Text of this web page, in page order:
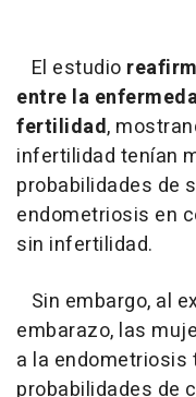
El estudio
entre la
fertilidad,
infertilidad tenían
probabilidades de
endometriosis en
sin infertilidad.
Sin embargo, al
embarazo, las
a la
probabilidades de